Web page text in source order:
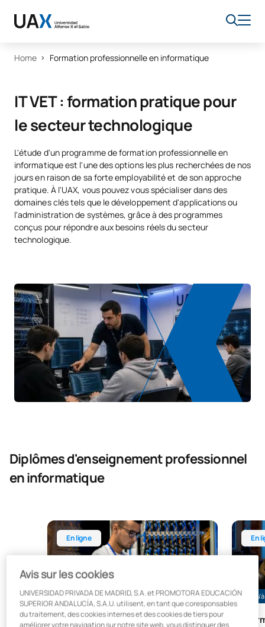
Home Formation professionnelle en informatique
IT VET : formation pratique pour
le secteur technologique
L'étude d'un programme de formation professionnelle en
informatique est l'une des options les plus recherchées de nos
jours en raison de sa forte employabilité et de son approche
pratique. À l'UAX, vous pouvez vous spécialiser dans des
domaines clés tels que le développement d'applications ou
l'administration de systèmes, grâce à des programmes
conçus pour répondre aux besoins réels du secteur
technologique.
Diplômes d'enseignement professionnel
en informatique
En ligne
Jusqu'à 45 % de réduction avant le 14/08
Formation en ligne de niveau «
Diplôme supérieur en ligne en administration des
En
Avis sur les cookies
UNIVERSIDAD PRIVADA DE MADRID, S.A. et PROMOTORA EDUCACIÓN
SUPERIOR ANDALUCÍA, S.A.U. utilisent, en tant que coresponsables
du traitement, des cookies internes et des cookies de tiers pour